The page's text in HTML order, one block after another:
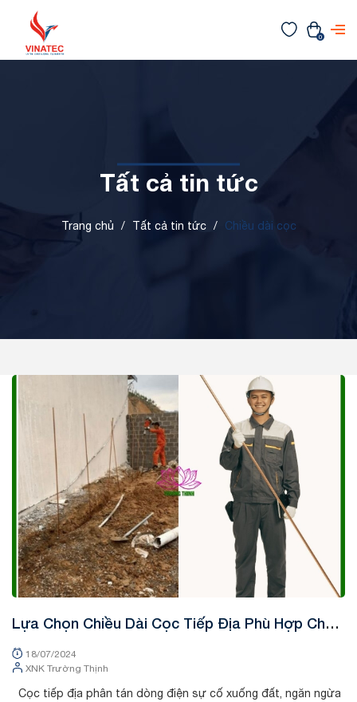
0
Tất cả tin tức
Trang chủ / Tất cả tin tức / Chiều dài cọc
Lựa Chọn Chiều Dài Cọc Tiếp Địa Phù Hợp Cho
18/07/2024
XNK Trường Thịnh
Cọc tiếp địa phân tán dòng điện sự cố xuống đất, ngăn ngừa